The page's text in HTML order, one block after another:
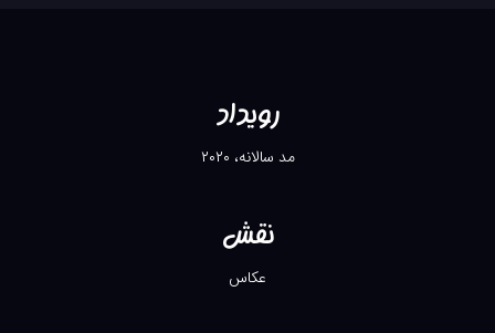
رویداد
مد سالانه، ۲۰۲۰
نقش
عکاس